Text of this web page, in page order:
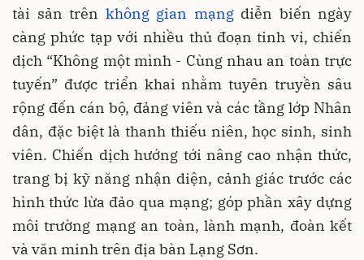
tài sản trên không gian mạngdiễn biến ngày
càng phức tạp với nhiều thủ đoạn tinh vi, chiến
dịch “Không một mình - Cùng nhau an toàn trực
tuyến” được triển khai nhằm tuyên truyền sâu
rộng đến cán bộ, đảng viên và các tầng lớp Nhân
dân, đặc biệt là thanh thiếu niên, học sinh, sinh
viên. Chiến dịch hướng tới nâng cao nhận thức,
trang bị kỹ năng nhận diện, cảnh giác trước các
hình thức lừa đảo qua mạng; góp phần xây dựng
môi trường mạng an toàn, lành mạnh, đoàn kết
và văn minh trên địa bàn Lạng Sơn.